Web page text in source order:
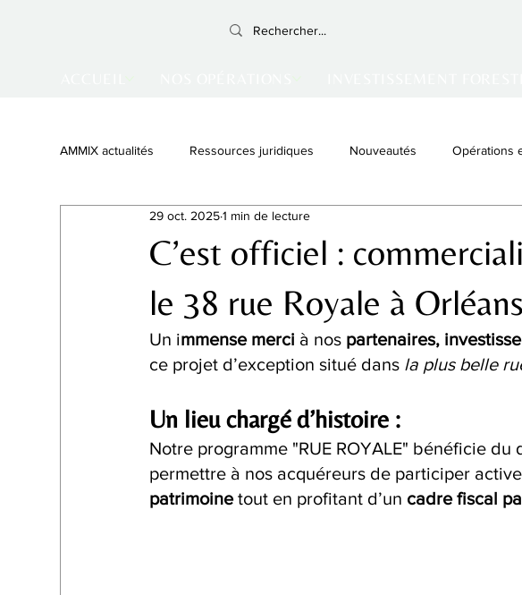
AMMIX actualités Ressources juridiques Nouveautés Opérations
Monument Historique Vente achevée
C’est officiel :
le 38 rue Royale à
29 oct. 20251 min de lecture
Un immense merci à nos partenaires,
ce projet d’exception situé dans la plus belle
Un lieu chargé d’histoire :
Notre programme "RUE ROYALE" bénéficie du
permettre à nos acquéreurs de participer
patrimoine tout en profitant d’un cadre fiscal